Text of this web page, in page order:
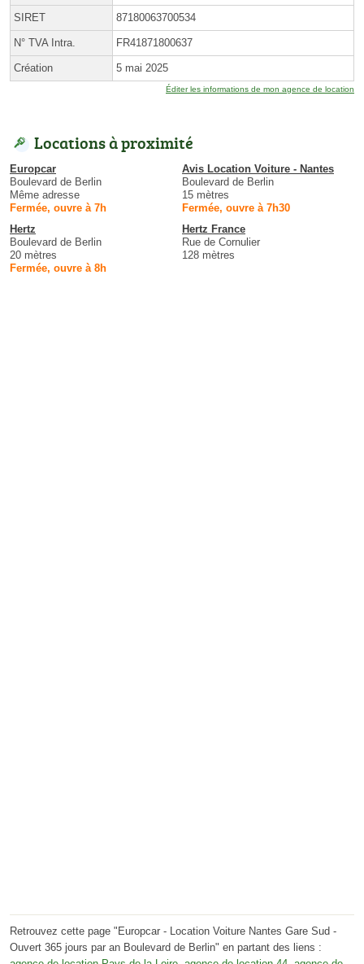
SIRET 87180063700534
N° TVA Intra. FR41871800637
Création 5 mai 2025
Éditer les informations de mon agence de location
Locations à proximité
Europcar
Boulevard de Berlin
Même adresse
Fermée, ouvre à 7h
Avis Location Voiture - Nantes
Boulevard de Berlin
15 mètres
Fermée, ouvre à 7h30
Hertz
Boulevard de Berlin
20 mètres
Fermée, ouvre à 8h
Hertz France
Rue de Cornulier
128 mètres
Retrouvez cette page "Europcar - Location Voiture Nantes Gare Sud -
Ouvert 365 jours par an Boulevard de Berlin" en partant des liens :